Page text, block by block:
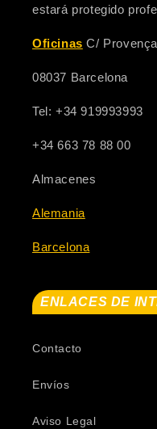
estará protegido
Oficinas C/
08037 Barcelona
Tel: +34 919993993
+34 663 78 88 00
Almacenes
Alemania
Barcelona
ENLACES DE
Contacto
Envíos
Aviso Legal